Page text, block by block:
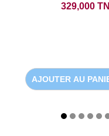
329,000
AJOUTER AU